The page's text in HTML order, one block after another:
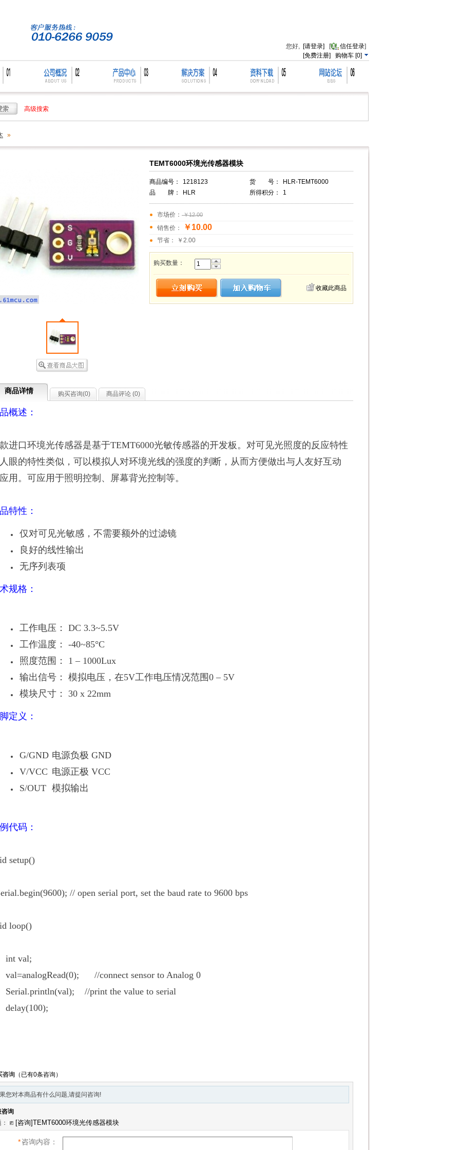
您好, [请登录] [ 信任登录]
[免费注册]
购物车 [0]
高级搜索
»
TEMT6000环境光传感器模块
商品编号： 1218123 货 号：
HLR-TEMT6000
品 牌：
HLR 所得积分： 1
市场价： ￥12.00
销售价： ￥10.00
节省： ￥2.00
购买数量：
收藏此商品
商品详情 购买咨询(0) 商品评论 (0)
概述：
进口环境光传感器是基于TEMT6000光敏传感器的开发板。对可见光照度的反应特性
眼的特性类似，可以模拟人对环境光线的强度的判断，从而方便做出与人友好互动
用。可应用于照明控制、屏幕背光控制等。
特性：
仅对可见光敏感，不需要额外的过滤镜
良好的线性输出
无序列表项
规格：
工作电压： DC 3.3~5.5V
工作温度： -40~85°C
照度范围： 1 – 1000Lux
输出信号： 模拟电压，在5V工作电压情况范围0 – 5V
模块尺寸： 30 x 22mm
定义：
G/GND 电源负极 GND
V/VCC 电源正极 VCC
S/OUT 模拟输出
代码：
setup()
// open serial port, set the baud rate to 9600 bps
loop()
val;
//connect sensor to Analog 0
//print the value to serial
咨询 （已有0条咨询）
您对本商品有什么问题,请提问咨询!
咨询
*咨询内容：